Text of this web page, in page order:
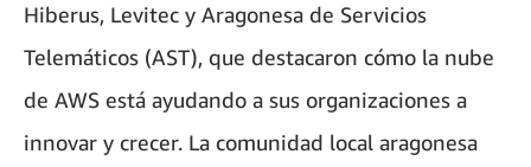
Hiberus, Levitec y Aragonesa de Servicios
Telemáticos (AST), que destacaron cómo la nube
de AWS está ayudando a sus organizaciones a
innovar y crecer. La comunidad local aragonesa